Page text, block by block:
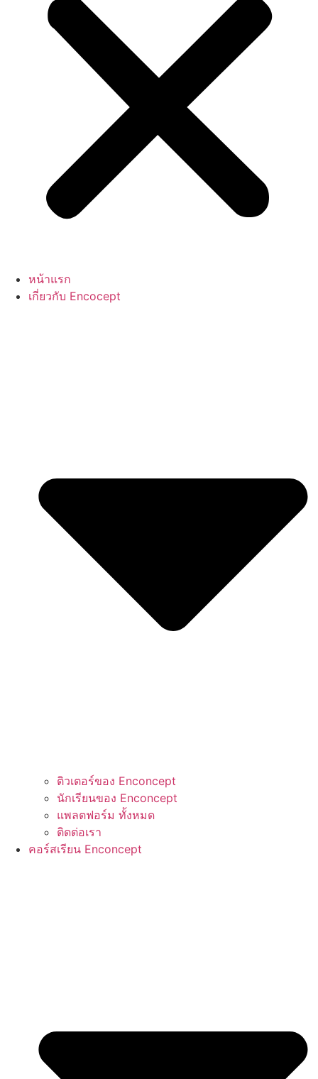
หน้าแรก
เกี่ยวกับ Encocept
ติวเตอร์ของ Enconcept
นักเรียนของ Enconcept
แพลตฟอร์ม ทั้งหมด
ติดต่อเรา
คอร์สเรียน Enconcept